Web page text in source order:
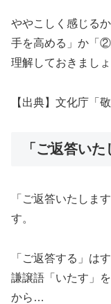
ややこしく感じる
手を高める」か「
理解しておきましょ
【出典】文化庁「
「ご返答い
「ご返答いたしま
す。
「ご返答する」は
謙譲語「いたす」
から…